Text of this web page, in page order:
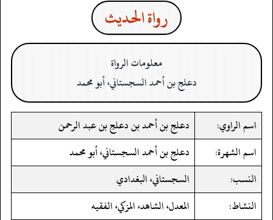
رواة الحدیث
معلومات الرواة
دعلج بن أحمد السجستاني، أبو محمد
اسم الراوي:
دعلج بن أحمد بن دعلج بن عبد الرحمن
اسم الشهرة:
دعلج بن أحمد السجستاني، أبو محمد
النسب:
السجستاني، البغدادي
النشاط:
المعدل، الشاهد، المزكي، الفقيه